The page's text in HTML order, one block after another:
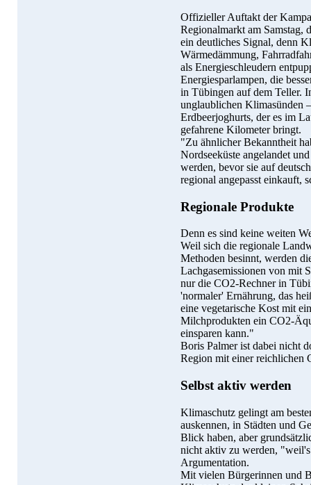
Offizieller Auftakt der
Regionalmarkt am
ein deutliches Signal, denn
Wärmedämmung,
als Energieschleudern
Energiesparlampen, die
in Tübingen auf dem Teller.
unglaublichen Klimasünden
Erdbeerjoghurts, der es im
gefahrene Kilometer bringt.
"Zu ähnlicher Bekanntheit
Nordseeküste angelandet
werden, bevor sie auf
regional angepasst einkauft,
Regionale Produkte
Denn es sind keine weiten
Weil sich die regionale
Methoden besinnt, werden
Lachgasemissionen von mit
nur die CO2-Rechner in
'normaler' Ernährung, das
eine vegetarische Kost mit
Milchprodukten ein CO2-
einsparen kann."
Boris Palmer ist dabei nicht
Region mit einer reichlichen
Selbst aktiv werden
Klimaschutz gelingt am
auskennen, in Städten und
Blick haben, aber
nicht aktiv zu werden,
Argumentation.
Mit vielen Bürgerinnen und